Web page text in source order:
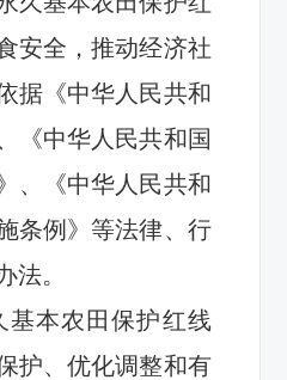
安全，推动经济社
据《中华人民共和
《中华人民共和国
、
《中华人民共和
条例》等法律、行
法。
基本农田保护红线
护、优化调整和有